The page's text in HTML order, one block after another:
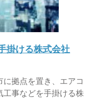
掛ける株式会社
拠点を置き、エアコ
工事などを手掛ける株